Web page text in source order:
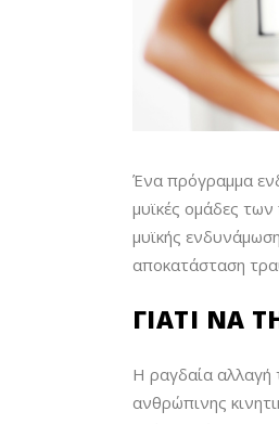
Ένα πρόγραμμα
μυϊκές ομάδες
μυϊκής
αποκατάσταση
ΓΙΑΤΙ ΝΑ
Η ραγδαία αλλαγή
ανθρώπινης